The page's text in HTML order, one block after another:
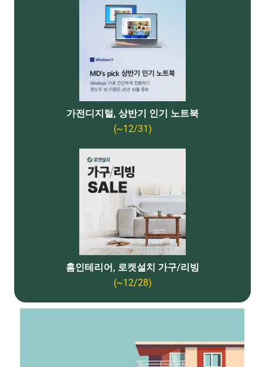
가전디지털, 상반기 인기 노트북
(~12/31)
홈인테리어, 로켓설치 가구/리빙
(~12/28)